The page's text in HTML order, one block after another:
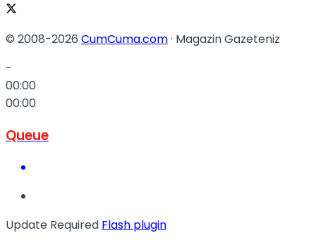
© 2008-2026 CumCuma.com· Magazin Gazeteniz
-
00:00
00:00
Queue
Update Required Flash plugin